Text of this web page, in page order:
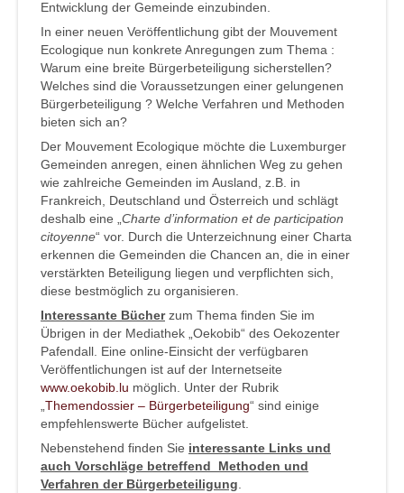
Entwicklung der Gemeinde einzubinden.
In einer neuen Veröffentlichung gibt der Mouvement
Ecologique nun konkrete Anregungen zum Thema :
Warum eine breite Bürgerbeteiligung sicherstellen?
Welches sind die Voraussetzungen einer gelungenen
Bürgerbeteiligung ? Welche Verfahren und Methoden
bieten sich an?
Der Mouvement Ecologique möchte die Luxemburger
Gemeinden anregen, einen ähnlichen Weg zu gehen
wie zahlreiche Gemeinden im Ausland, z.B. in
Frankreich, Deutschland und Österreich und schlägt
deshalb eine „Charte d’information et de participation
citoyenne“ vor. Durch die Unterzeichnung einer Charta
erkennen die Gemeinden die Chancen an, die in einer
verstärkten Beteiligung liegen und verpflichten sich,
diese bestmöglich zu organisieren.
Interessante Bücherzum Thema finden Sie im
Übrigen in der Mediathek „Oekobib“ des Oekozenter
Pafendall. Eine online-Einsicht der verfügbaren
Veröffentlichungen ist auf der Internetseite
www.oekobib.lu möglich. Unter der Rubrik
„Themendossier – Bürgerbeteiligung“ sind einige
empfehlenswerte Bücher aufgelistet.
Nebenstehend finden Sie interessante Links und
auch Vorschläge betreffend Methoden und
Verfahren der Bürgerbeteiligung.